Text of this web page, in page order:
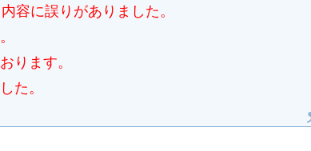
容に誤りがありました。
ります。
た。